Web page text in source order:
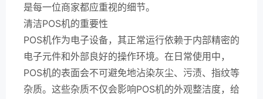
是每一位商家都应重视的细节。
清洁POS机的重要性
POS机作为电子设备，其正常运行依赖于内部精密的
电子元件和外部良好的操作环境。在日常使用中，
POS机的表面会不可避免地沾染灰尘、污渍、指纹等
杂质。这些杂质不仅会影响POS机的外观整洁度，给